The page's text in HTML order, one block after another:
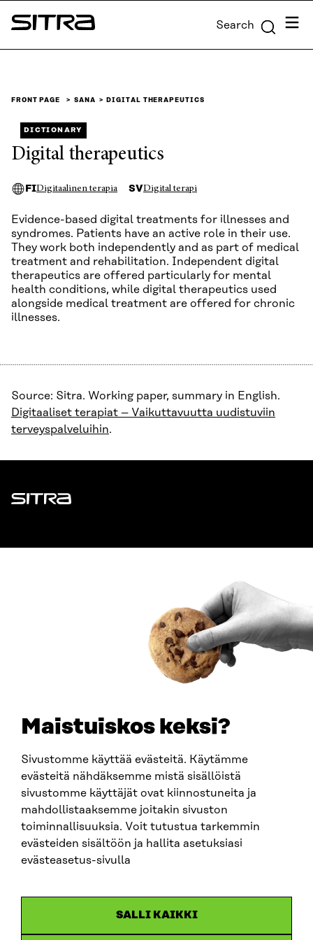
Maistuiskos keksi?
Sivustomme käyttää evästeitä. Käytämme
evästeitä nähdäksemme mistä sisällöistä
sivustomme käyttäjät ovat kiinnostuneita ja
mahdollistaaksemme joitakin sivuston
toiminnallisuuksia. Voit tutustua tarkemmin
evästeiden sisältöön ja hallita asetuksiasi
evästeasetus-sivulla
SALLI KAIKKI
Skip to
content
Sitra Search Menu
FRONT PAGE SANA DIGITAL THERAPEUTICS
DICTIONARY
Digital therapeutics
FIDigitaalinen terapia SVDigital terapi
Evidence-based digital treatments for illnesses and
syndromes. Patients have an active role in their use.
They work both independently and as part of medical
treatment and rehabilitation. Independent digital
therapeutics are offered particularly for mental
health conditions, while digital therapeutics used
alongside medical treatment are offered for chronic
illnesses.
Source: Sitra. Working paper, summary in English.
Digitaaliset terapiat – Vaikuttavuutta uudistuviin
terveyspalveluihin.
Sitra
firstname.lastname@sitra.fi
SITRA ON SOCIAL MEDIA
LinkedIn
Instagram